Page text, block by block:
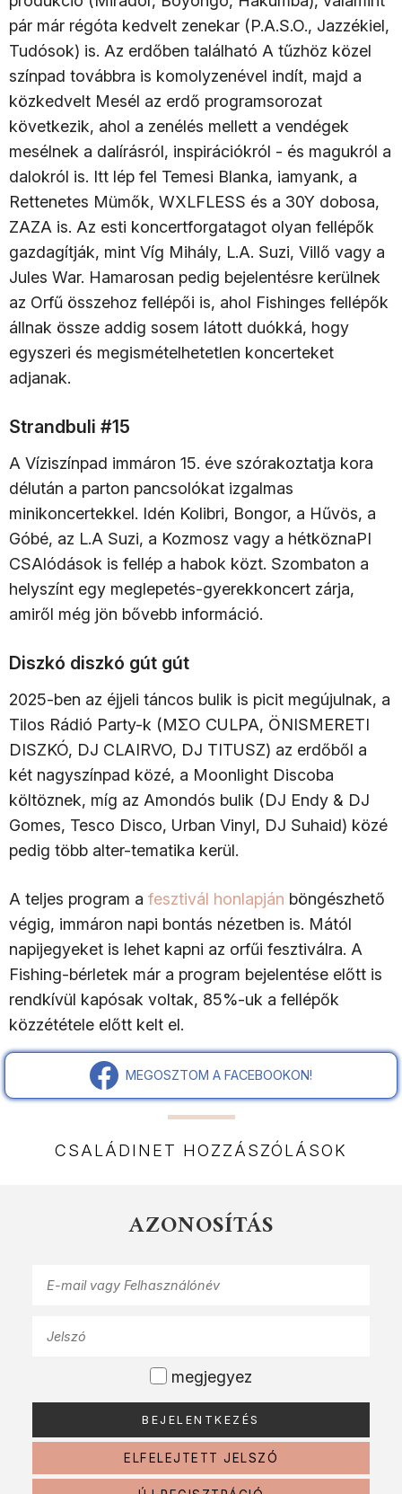
pár már régóta kedvelt zenekar (P.A.S.O., Jazzékiel,
Tudósok) is. Az erdőben található A tűzhöz közel
színpad továbbra is komolyzenével indít, majd a
közkedvelt Mesél az erdő programsorozat
következik, ahol a zenélés mellett a vendégek
mesélnek a dalírásról, inspirációkról - és magukról a
dalokról is. Itt lép fel Temesi Blanka, iamyank, a
Rettenetes Mümők, WXLFLESS és a 30Y dobosa,
ZAZA is. Az esti koncertforgatagot olyan fellépők
gazdagítják, mint Víg Mihály, L.A. Suzi, Villő vagy a
Jules War. Hamarosan pedig bejelentésre kerülnek
az Orfű összehoz fellépői is, ahol Fishinges fellépők
állnak össze addig sosem látott duókká, hogy
egyszeri és megismételhetetlen koncerteket
adjanak.
Strandbuli #15
A Víziszínpad immáron 15. éve szórakoztatja kora
délután a parton pancsolókat izgalmas
minikoncertekkel. Idén Kolibri, Bongor, a Hűvös, a
Góbé, az L.A Suzi, a Kozmosz vagy a hétköznaPI
CSAlódások is fellép a habok közt. Szombaton a
helyszínt egy meglepetés-gyerekkoncert zárja,
amiről még jön bővebb információ.
Diszkó diszkó gút gút
2025-ben az éjjeli táncos bulik is picit megújulnak, a
Tilos Rádió Party-k (MΣO CULPA, ÖNISMERETI
DISZKÓ, DJ CLAIRVO, DJ TITUSZ) az erdőből a
két nagyszínpad közé, a Moonlight Discoba
költöznek, míg az Amondós bulik (DJ Endy & DJ
Gomes, Tesco Disco, Urban Vinyl, DJ Suhaid) közé
pedig több alter-tematika kerül.
A teljes program a fesztivál honlapján böngészhető
végig, immáron napi bontás nézetben is. Mától
napijegyeket is lehet kapni az orfűi fesztiválra. A
Fishing-bérletek már a program bejelentése előtt is
rendkívül kapósak voltak, 85%-uk a fellépők
közzététele előtt kelt el.
MEGOSZTOM A FACEBOOKON!
CSALÁDINET HOZZÁSZÓLÁSOK
AZONOSÍTÁS
megjegyez
ELFELEJTETT JELSZÓ